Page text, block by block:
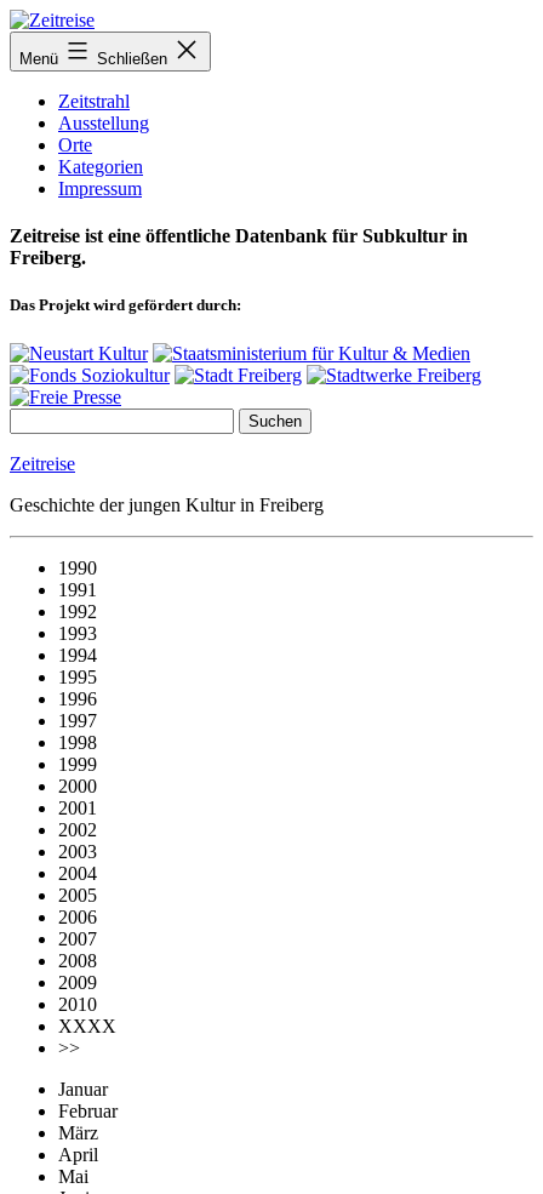
Zum
Inhalt
springen
Menü Schließen
Zeitstrahl
Ausstellung
Orte
Kategorien
Impressum
Zeitreise ist eine öffentliche Datenbank für Subkultur in
Freiberg.
Das Projekt wird gefördert durch:
Zeitreise
Geschichte der jungen Kultur in Freiberg
1990
1991
1992
1993
1994
1995
1996
1997
1998
1999
2000
2001
2002
2003
2004
2005
2006
2007
2008
2009
2010
XXXX
>>
Januar
Februar
März
April
Mai